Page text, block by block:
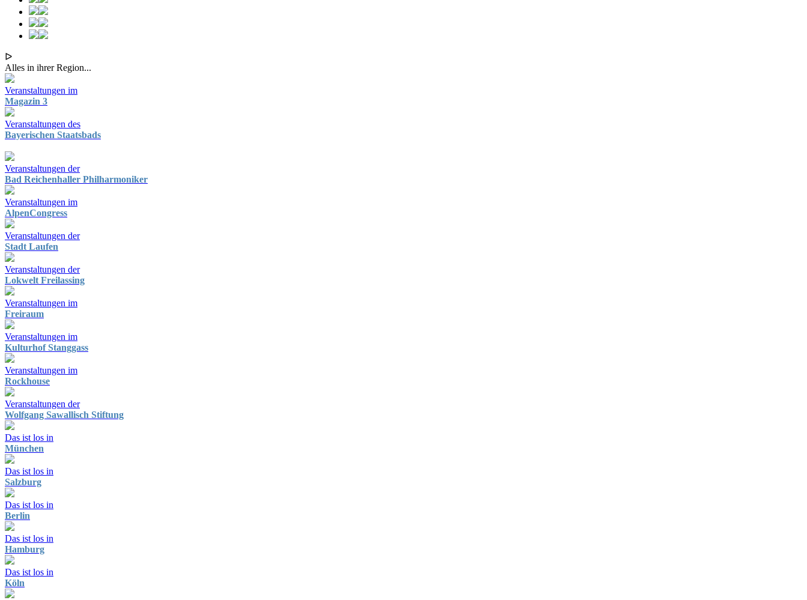
ᐅ
Alles in ihrer Region...
Veranstaltungen im
Magazin 3
Veranstaltungen des
Bayerischen Staatsbads
Veranstaltungen der
Bad Reichenhaller Philharmoniker
Veranstaltungen im
AlpenCongress
Veranstaltungen der
Stadt Laufen
Veranstaltungen der
Lokwelt Freilassing
Veranstaltungen im
Freiraum
Veranstaltungen im
Kulturhof Stanggass
Veranstaltungen im
Rockhouse
Veranstaltungen der
Wolfgang Sawallisch Stiftung
Das ist los in
München
Das ist los in
Salzburg
Das ist los in
Berlin
Das ist los in
Hamburg
Das ist los in
Köln